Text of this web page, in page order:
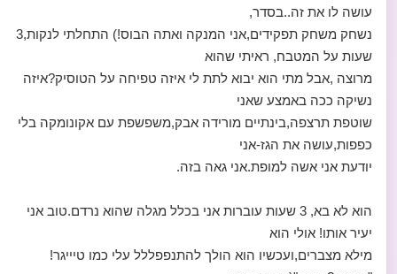
עושה לו את זה..בסדר,
נשחק משחק תפקידים,אני המנקה ואתה הבוס!) התחלתי לנקות,3
שעות על המטבח, ראיתי שהוא
מרוצה ,אבל מתי הוא יבוא לתת לי איזה טפיחה על הטוסיק?איזה
נשיקה ככה באמצע שאני
שוטפת תרצפה,בינתיים מורידה אבק,משפשפת עם אקונומקה בלי
כפפות,עושה את הגז-אני
יודעת אני אשה למופת.אני גאה בזה.
הוא לא בא, 3 שעות עוברות אני בכלל מגלה שהוא נרדם.טוב אני
יעיר אותו! אולי הוא
מילא מצברים,ועכשיו הוא הולך להתנפפללל עלי כמו טיייגר!